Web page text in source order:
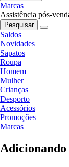
Marcas
Assistência pós-
Pesquisar
Saldos
Novidades
Sapatos
Roupa
Homem
Mulher
Crianças
Desporto
Acessórios
Promoções
Marcas